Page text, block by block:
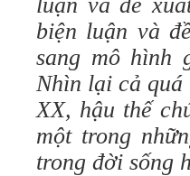
biện luận và
sang mô hình
Nhìn lại cả quá
XX, hậu thế
một trong
trong đời sống